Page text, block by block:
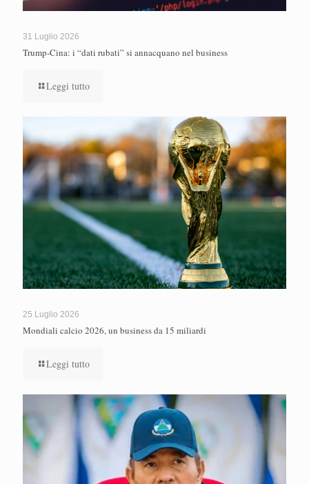
31 Luglio 2026
Trump-Cina: i “dati rubati” si annacquano nel business
Leggi tutto
25 Luglio 2026
Mondiali calcio 2026, un business da 15 miliardi
Leggi tutto